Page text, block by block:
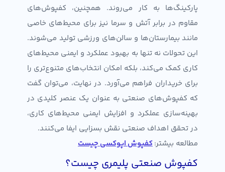
پارکینگ‌ها به کار می‌روند. همچنین، کفپوش‌های
مقاوم در برابر آتش و سرما نیز برای محیط‌های خاصی
مانند بیمارستان‌ها و سالن‌های ورزشی تولید می‌شوند.
این تحولات نه تنها به بهبود عملکرد و ایمنی محیط‌های
کاری کمک می‌کند، بلکه امکان انتخاب‌های متنوع‌تری را
برای خریداران فراهم می‌آورد. در نهایت، می‌توان گفت
که کفپوش‌های صنعتی به عنوان یک عنصر کلیدی در
بهینه‌سازی عملکرد و افزایش ایمنی محیط‌های کاری،
در تحقق اهداف صنعتی نقش بسزایی ایفا می‌کنند.
مطالعه بیشتر:کفپوش اپوکسی چیست
کفپوش صنعتی پلیمری چیست؟